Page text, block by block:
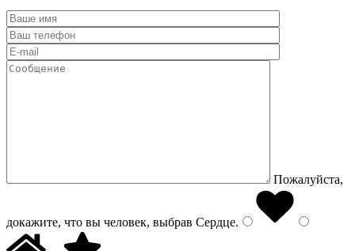
Пожалуйста,
докажите, что вы человек, выбрав Сердце.